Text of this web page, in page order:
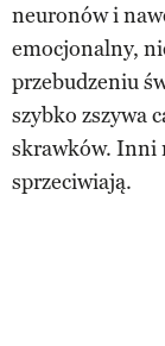
neuronów i
emocjonalny,
przebudzeniu
szybko zszywa
skrawków. Inni
sprzeciwiają.